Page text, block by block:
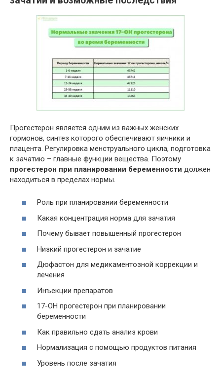
Прогестерон является одним из важных женских
гормонов, синтез которого обеспечивают яичники и
плацента. Регулировка менструального цикла, подготовка
к зачатию – главные функции вещества. Поэтому
прогестерон при планировании беременности должен
находиться в пределах нормы.
Роль при планировании беременности
Какая концентрация норма для зачатия
Почему бывает повышенный прогестерон
Низкий прогестерон и зачатие
Дюфастон для медикаментозной коррекции и
лечения
Инъекции препаратов
17-ОН прогестерон при планировании
беременности
Как правильно сдать анализ крови
Нормализация с помощью продуктов питания
Уровень после зачатия